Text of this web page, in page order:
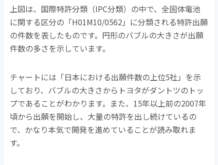
上図は、国際特許分類（IPC分類）の中で、全固体電池
に関する区分の「H01M10/0562」に分類される特許出願
の件数を表したものです。円形のバブルの大きさが出願
件数の多さを示しています。
チャートには「日本における出願件数の上位5社」を示
しており、バブルの大きさからトヨタがダントツのトッ
プであることがわかります。また、15年以上前の2007年
頃から出願を開始し、大量の特許を出し続けているの
で、かなり本気で開発を進めていることが読み取れま
す。